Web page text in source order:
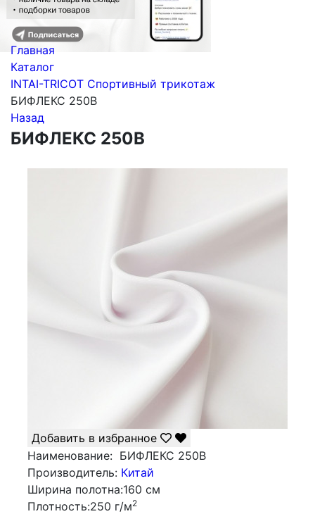
Главная
Каталог
INTAI-TRICOT Спортивный трикотаж
БИФЛЕКС 250B
Назад
БИФЛЕКС 250B
Добавить в избранное
Наименование: БИФЛЕКС 250B
Производитель: Китай
Ширина полотна:160 см
Плотность:250 г/м2